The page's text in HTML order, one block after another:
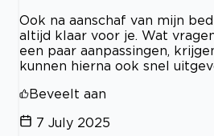
Ook na aanschaf van mijn
altijd klaar voor je. Wat
een paar aanpassingen,
kunnen hierna ook snel
Beveelt aan
7 July 2025